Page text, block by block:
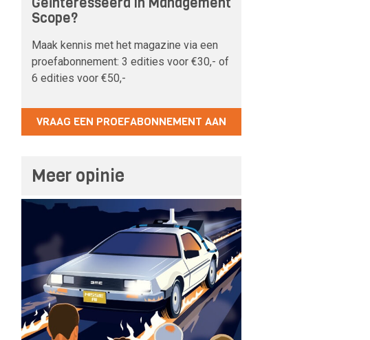
Scope?
Maak kennis met het magazine via een
proefabonnement: 3 edities voor €30,- of
6 edities voor €50,-
VRAAG EEN PROEFABONNEMENT AAN
Meer opinie